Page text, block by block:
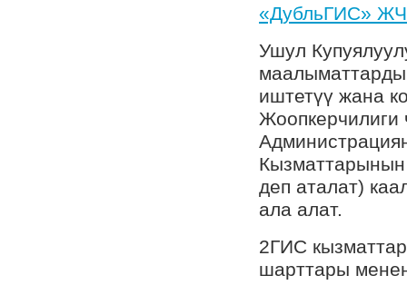
«ДубльГИС»
Ушул
иштетүү жана
Жоопкерчилиги
деп аталат)
ала алат.
2ГИС
шарттары